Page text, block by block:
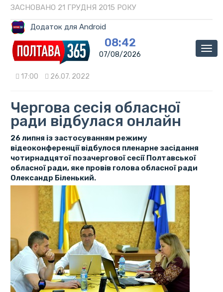
ЗАСНОВАНО 21 ГРУДНЯ 2015 РОКУ
Додаток для Android
08:42
07/08/2026
17:00 26.07. 2022
Чергова сесія обласної
ради відбулася онлайн
26 липня із застосуванням режиму
відеоконференції відбулося пленарне засідання
чотирнадцятої позачергової сесії Полтавської
обласної ради, яке провів голова обласної ради
Олександр Біленький.